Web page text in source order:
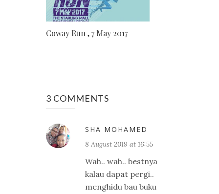
Coway Run , 7 May 2017
3 COMMENTS
SHA MOHAMED
8 August 2019 at 16:55
Wah.. wah.. bestnya
kalau dapat pergi..
menghidu bau buku